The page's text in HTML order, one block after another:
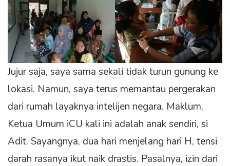
Jujur saja, saya sama sekali tidak turun gunung ke
lokasi. Namun, saya terus memantau pergerakan
dari rumah layaknya intelijen negara. Maklum,
Ketua Umum iCU kali ini adalah anak sendiri, si
Adit. Sayangnya, dua hari menjelang hari H, tensi
darah rasanya ikut naik drastis. Pasalnya, izin dari